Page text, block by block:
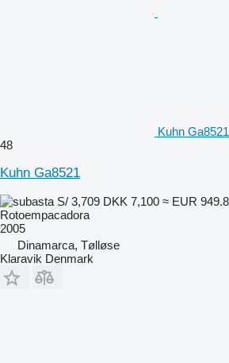
Kuhn
48
Kuhn Ga8521
S/ 3,709 DKK 7,100 ≈ EUR
Rotoempacadora
2005
Dinamarca, Tølløse
Klaravik Denmark